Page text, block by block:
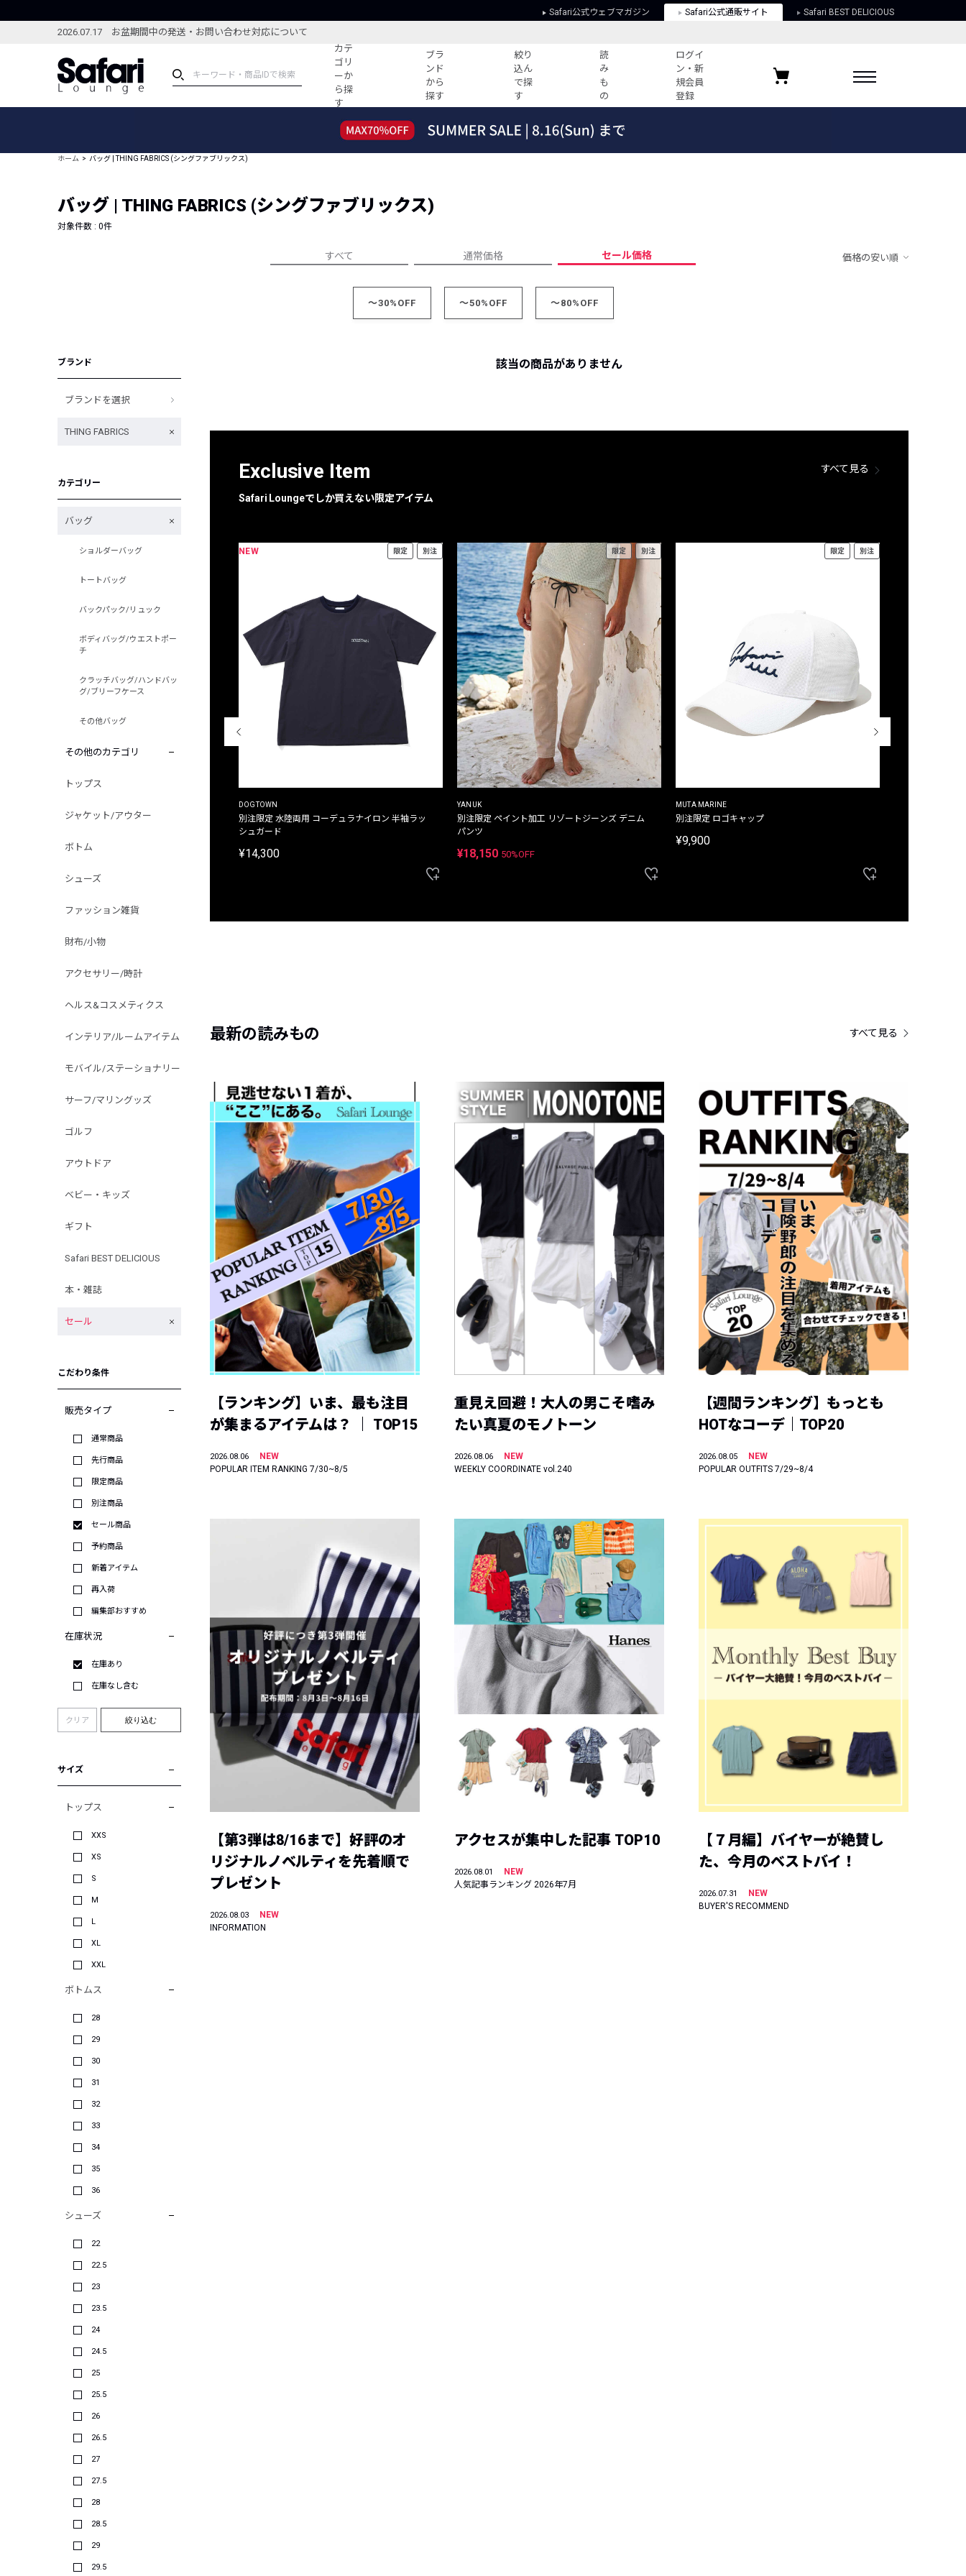
Safari公式ウェブマガジン Safari公式通販サイト Safari BEST DELICIOUS
2026.07.17 お盆期間中の発送・お問い合わせ対応について
カテ
ゴリ
ーか
ら探
す
ブラ
ンド
から
探す
絞り
込ん
で探
す
読
み
も
の
ログイ
ン・新
規会員
登録
ブランドから探す
新着アイテム
編集部のおすすめアイテム
特集記事
コーディネート
すべての記事
ーデ紹介
HOTなコーデ TOP20
人気記事ランキング
ウィークリーコーデ
プライバシーポリシー
お気に入りブランド
ホーム バッグ | THING FABRICS (シングファブリックス)
バッグ | THING FABRICS (シングファブリックス)
対象件数 : 0件
すべて 通常価格 セール価格 価格の安い順
～30%OFF ～50%OFF ～80%OFF
ブランド
ブランドを選択
THING FABRICS
カテゴリー
バッグ
ショルダーバッグ
トートバッグ
バックパック/リュック
ボディバッグ/ウエストポー
チ
クラッチバッグ/ハンドバッ
グ/ブリーフケース
その他バッグ
その他のカテゴリ
トップス
ジャケット/アウター
ボトム
シューズ
ファッション雑貨
財布/小物
アクセサリー/時計
ヘルス&コスメティクス
インテリア/ルームアイテム
モバイル/ステーショナリー
サーフ/マリングッズ
ゴルフ
アウトドア
ベビー・キッズ
ギフト
Safari BEST DELICIOUS
本・雑誌
セール
こだわり条件
販売タイプ
通常商品
先行商品
限定商品
別注商品
セール商品
予約商品
新着アイテム
再入荷
編集部おすすめ
在庫状況
在庫あり
在庫なし含む
クリア 絞り込む
サイズ
トップス
XXS
XS
S
M
L
XL
XXL
ボトムス
28
29
30
31
32
33
34
35
36
シューズ
22
22.5
23
23.5
24
24.5
25
25.5
26
26.5
27
27.5
28
28.5
29
29.5
該当の商品がありません
Exclusive Item
Safari Loungeでしか買えない限定アイテム
すべて見る
別注限定 ピグメントダイ バックプリント サーフ
NEW 限定 別注
DOGTOWN
別注限定 水陸両用 コーデュラナイロン 半袖ラッ
シュガード
¥14,300
限定 別注
YANUK
別注限定 ペイント加工 リゾートジーンズ デニム
パンツ
¥18,150 50%OFF
限定 別注
MUTA MARINE
別注限定 ロゴキャップ
¥9,900
最新の読みもの すべて見る
【ランキング】いま、最も注目
が集まるアイテムは？ ｜ TOP15
2026.08.06
NEW
POPULAR ITEM RANKING 7/30~8/5
重見え回避！大人の男こそ嗜み
たい真夏のモノトーン
2026.08.06
NEW
WEEKLY COORDINATE vol.240
【週間ランキング】もっとも
HOTなコーデ｜TOP20
2026.08.05
NEW
POPULAR OUTFITS 7/29~8/4
【第3弾は8/16まで】好評のオ
リジナルノベルティを先着順で
プレゼント
2026.08.03
NEW
INFORMATION
アクセスが集中した記事 TOP10
2026.08.01
NEW
人気記事ランキング 2026年7月
【７月編】バイヤーが絶賛し
た、今月のベストバイ！
2026.07.31
NEW
BUYER'S RECOMMEND